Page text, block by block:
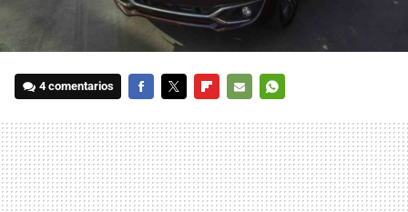
4 comentarios
MAIL